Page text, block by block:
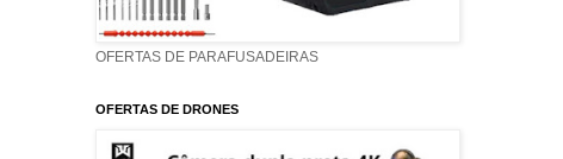
OFERTAS DE PARAFUSADEIRAS
OFERTAS DE DRONES